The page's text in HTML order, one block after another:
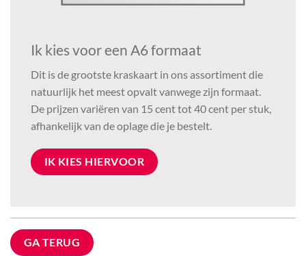
Ik kies voor een A6 formaat
Dit is de grootste kraskaart in ons assortiment die
natuurlijk het meest opvalt vanwege zijn formaat.
De prijzen variëren van 15 cent tot 40 cent per stuk,
afhankelijk van de oplage die je bestelt.
IK KIES HIERVOOR
GA TERUG